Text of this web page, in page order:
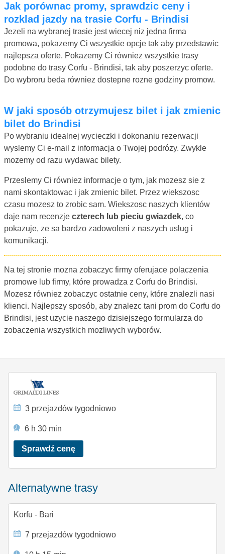
Jak porównac promy, sprawdzic ceny i
rozklad jazdy na trasie Corfu - Brindisi
Jezeli na wybranej trasie jest wiecej niz jedna firma
promowa, pokazemy Ci wszystkie opcje tak aby przedstawic
najlepsza oferte. Pokazemy Ci równiez wszystkie trasy
podobne do trasy Corfu - Brindisi, tak aby poszerzyc oferte.
Do wybroru beda równiez dostepne rozne godziny promow.
W jaki sposób otrzymujesz bilet i jak zmienic
bilet do Brindisi
Po wybraniu idealnej wycieczki i dokonaniu rezerwacji
wyslemy Ci e-mail z informacja o Twojej podrózy. Zwykle
mozemy od razu wydawac bilety.
Przeslemy Ci równiez informacje o tym, jak mozesz sie z
nami skontaktowac i jak zmienic bilet. Przez wiekszosc
czasu mozesz to zrobic sam. Wiekszosc naszych klientów
daje nam recenzje czterech lub pieciu gwiazdek, co
pokazuje, ze sa bardzo zadowoleni z naszych uslug i
komunikacji.
Na tej stronie mozna zobaczyc firmy oferujace polaczenia
promowe lub firmy, które prowadza z Corfu do Brindisi.
Mozesz równiez zobaczyc ostatnie ceny, które znalezli nasi
klienci. Najlepszy sposób, aby znalezc tani prom do Corfu do
Brindisi, jest uzycie naszego dzisiejszego formularza do
zobaczenia wszystkich mozliwych wyborów.
3 przejazdów tygodniowo
6 h 30 min
Sprawdź cenę
Alternatywne trasy
Korfu - Bari
7 przejazdów tygodniowo